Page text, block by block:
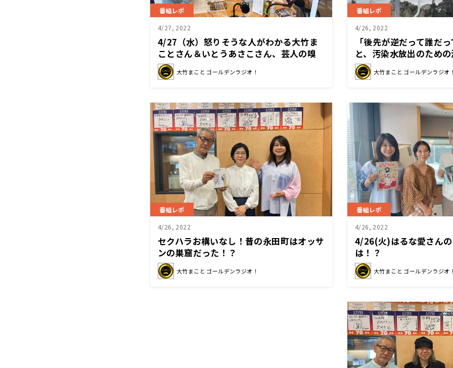
番組レポ
4/27, 2022
4/27（水）怒りそうな人がわかる大竹ま
ことさん＆いとうあさこさん、芸人の嗅
覚に壇蜜さんもビックリ！？
大竹まこと ゴールデンラジオ！
番組レポ
4/26, 2022
「後先が逆だって誰だ
と、汚染水放出のため
マシン設置に疑問を呈す
大竹まこと ゴールデンラジオ
番組レポ
4/26, 2022
セクハラお構いなし！昔の永田町はオッサ
ンの巣窟だった！？
大竹まこと ゴールデンラジオ！
番組レポ
4/26, 2022
4/26(火)はるな愛さん
は！？
大竹まこと ゴールデンラジオ